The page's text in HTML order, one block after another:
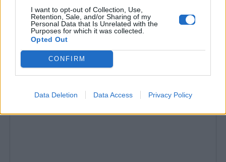
I want to opt-out of Collection, Use,
Retention, Sale, and/or Sharing of my
Personal Data that Is Unrelated with the
Purposes for which it was collected.
Opted Out
CONFIRM
Data Deletion Data Access Privacy Policy